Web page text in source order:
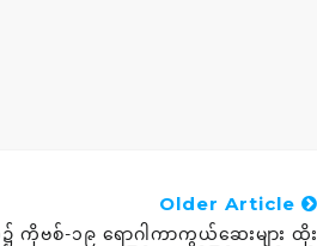
Older Article
ကိုဗစ်-၁၉ ရောဂါကာကွယ်ဆေးများ ထိုး